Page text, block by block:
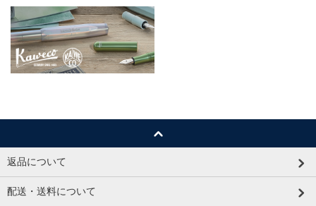
返品について
配送・送料について